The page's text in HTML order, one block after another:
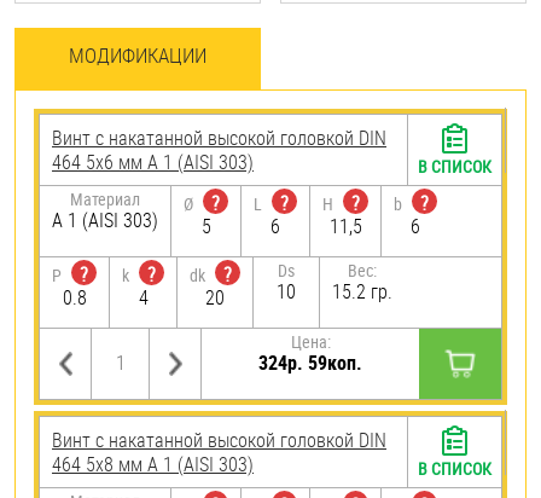
МОДИФИКАЦИИ
Винт с накатанной высокой головкой DIN
464 5х6 мм А 1 (AISI 303)
Материал
А 1 (AISI 303)
Ø
?
5
L
?
6
H
?
11,5
b
?
6
P
?
0.8
k
?
4
dk
?
20
Ds
10
Вес:
15.2 гр.
Цена:
324р. 59коп.
В СПИСОК
Винт с накатанной высокой головкой DIN
464 5х8 мм А 1 (AISI 303)
В СПИСОК